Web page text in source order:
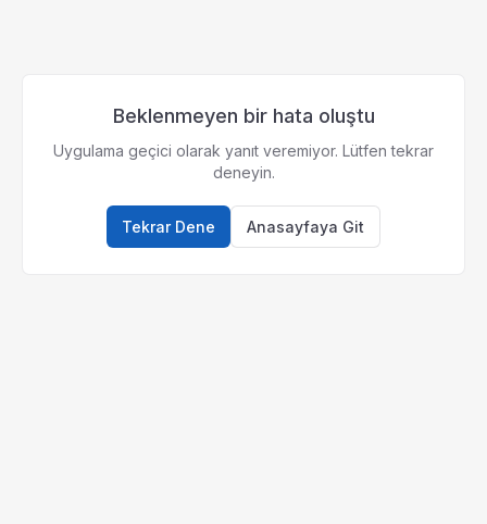
Beklenmeyen bir hata oluştu
Uygulama geçici olarak yanıt veremiyor. Lütfen tekrar
deneyin.
Tekrar Dene Anasayfaya Git